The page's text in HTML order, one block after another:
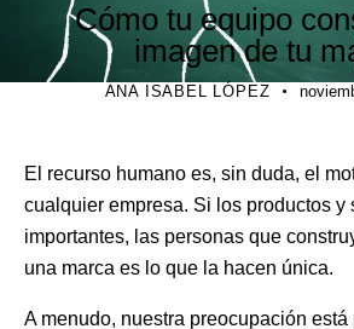
Cómo tu equipo
imagen de tu
ANA ISABEL LÓPEZ
El recurso humano es, sin duda, el
cualquier empresa. Si los productos y
importantes, las personas que
una marca es lo que la hacen única.
A menudo, nuestra preocupación